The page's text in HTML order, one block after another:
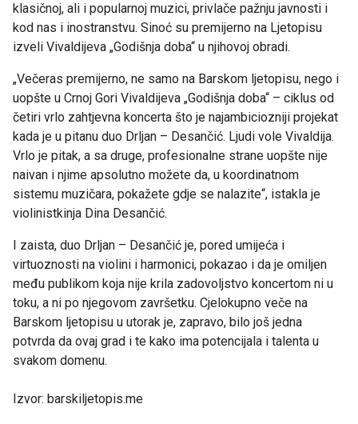
klasičnoj, ali i popularnoj muzici, privlače pažnju javnosti i
kod nas i inostranstvu. Sinoć su premijerno na Ljetopisu
izveli Vivaldijeva „Godišnja doba“ u njihovoj obradi.
„Večeras premijerno, ne samo na Barskom ljetopisu, nego i
uopšte u Crnoj Gori Vivaldijeva „Godišnja doba“ – ciklus od
četiri vrlo zahtjevna koncerta što je najambiciozniji projekat
kada je u pitanu duo Drljan – Desančić. Ljudi vole Vivaldija.
Vrlo je pitak, a sa druge, profesionalne strane uopšte nije
naivan i njime apsolutno možete da, u koordinatnom
sistemu muzičara, pokažete gdje se nalazite“, istakla je
violinistkinja Dina Desančić.
I zaista, duo Drljan – Desančić je, pored umijeća i
virtuoznosti na violini i harmonici, pokazao i da je omiljen
među publikom koja nije krila zadovoljstvo koncertom ni u
toku, a ni po njegovom završetku. Cjelokupno veče na
Barskom ljetopisu u utorak je, zapravo, bilo još jedna
potvrda da ovaj grad i te kako ima potencijala i talenta u
svakom domenu.
Izvor: barskiljetopis.me